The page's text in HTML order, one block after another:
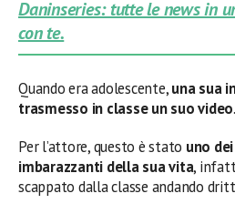
Daninseries: tutte le news in
con te.
Quando era adolescente,una sua
trasmesso in classe un suo video.
Per l’attore, questo è stato uno
imbarazzanti della sua vita,
scappato dalla classe andando